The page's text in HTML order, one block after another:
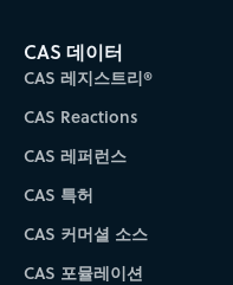
CAS 데이터
CAS 레지스트리®
CAS Reactions
CAS 레퍼런스
CAS 특허
CAS 커머셜 소스
CAS 포뮬레이션